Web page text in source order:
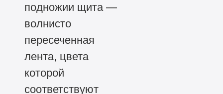
подножии щита —
волнисто
пересеченная
лента, цвета
которой
соответствуют